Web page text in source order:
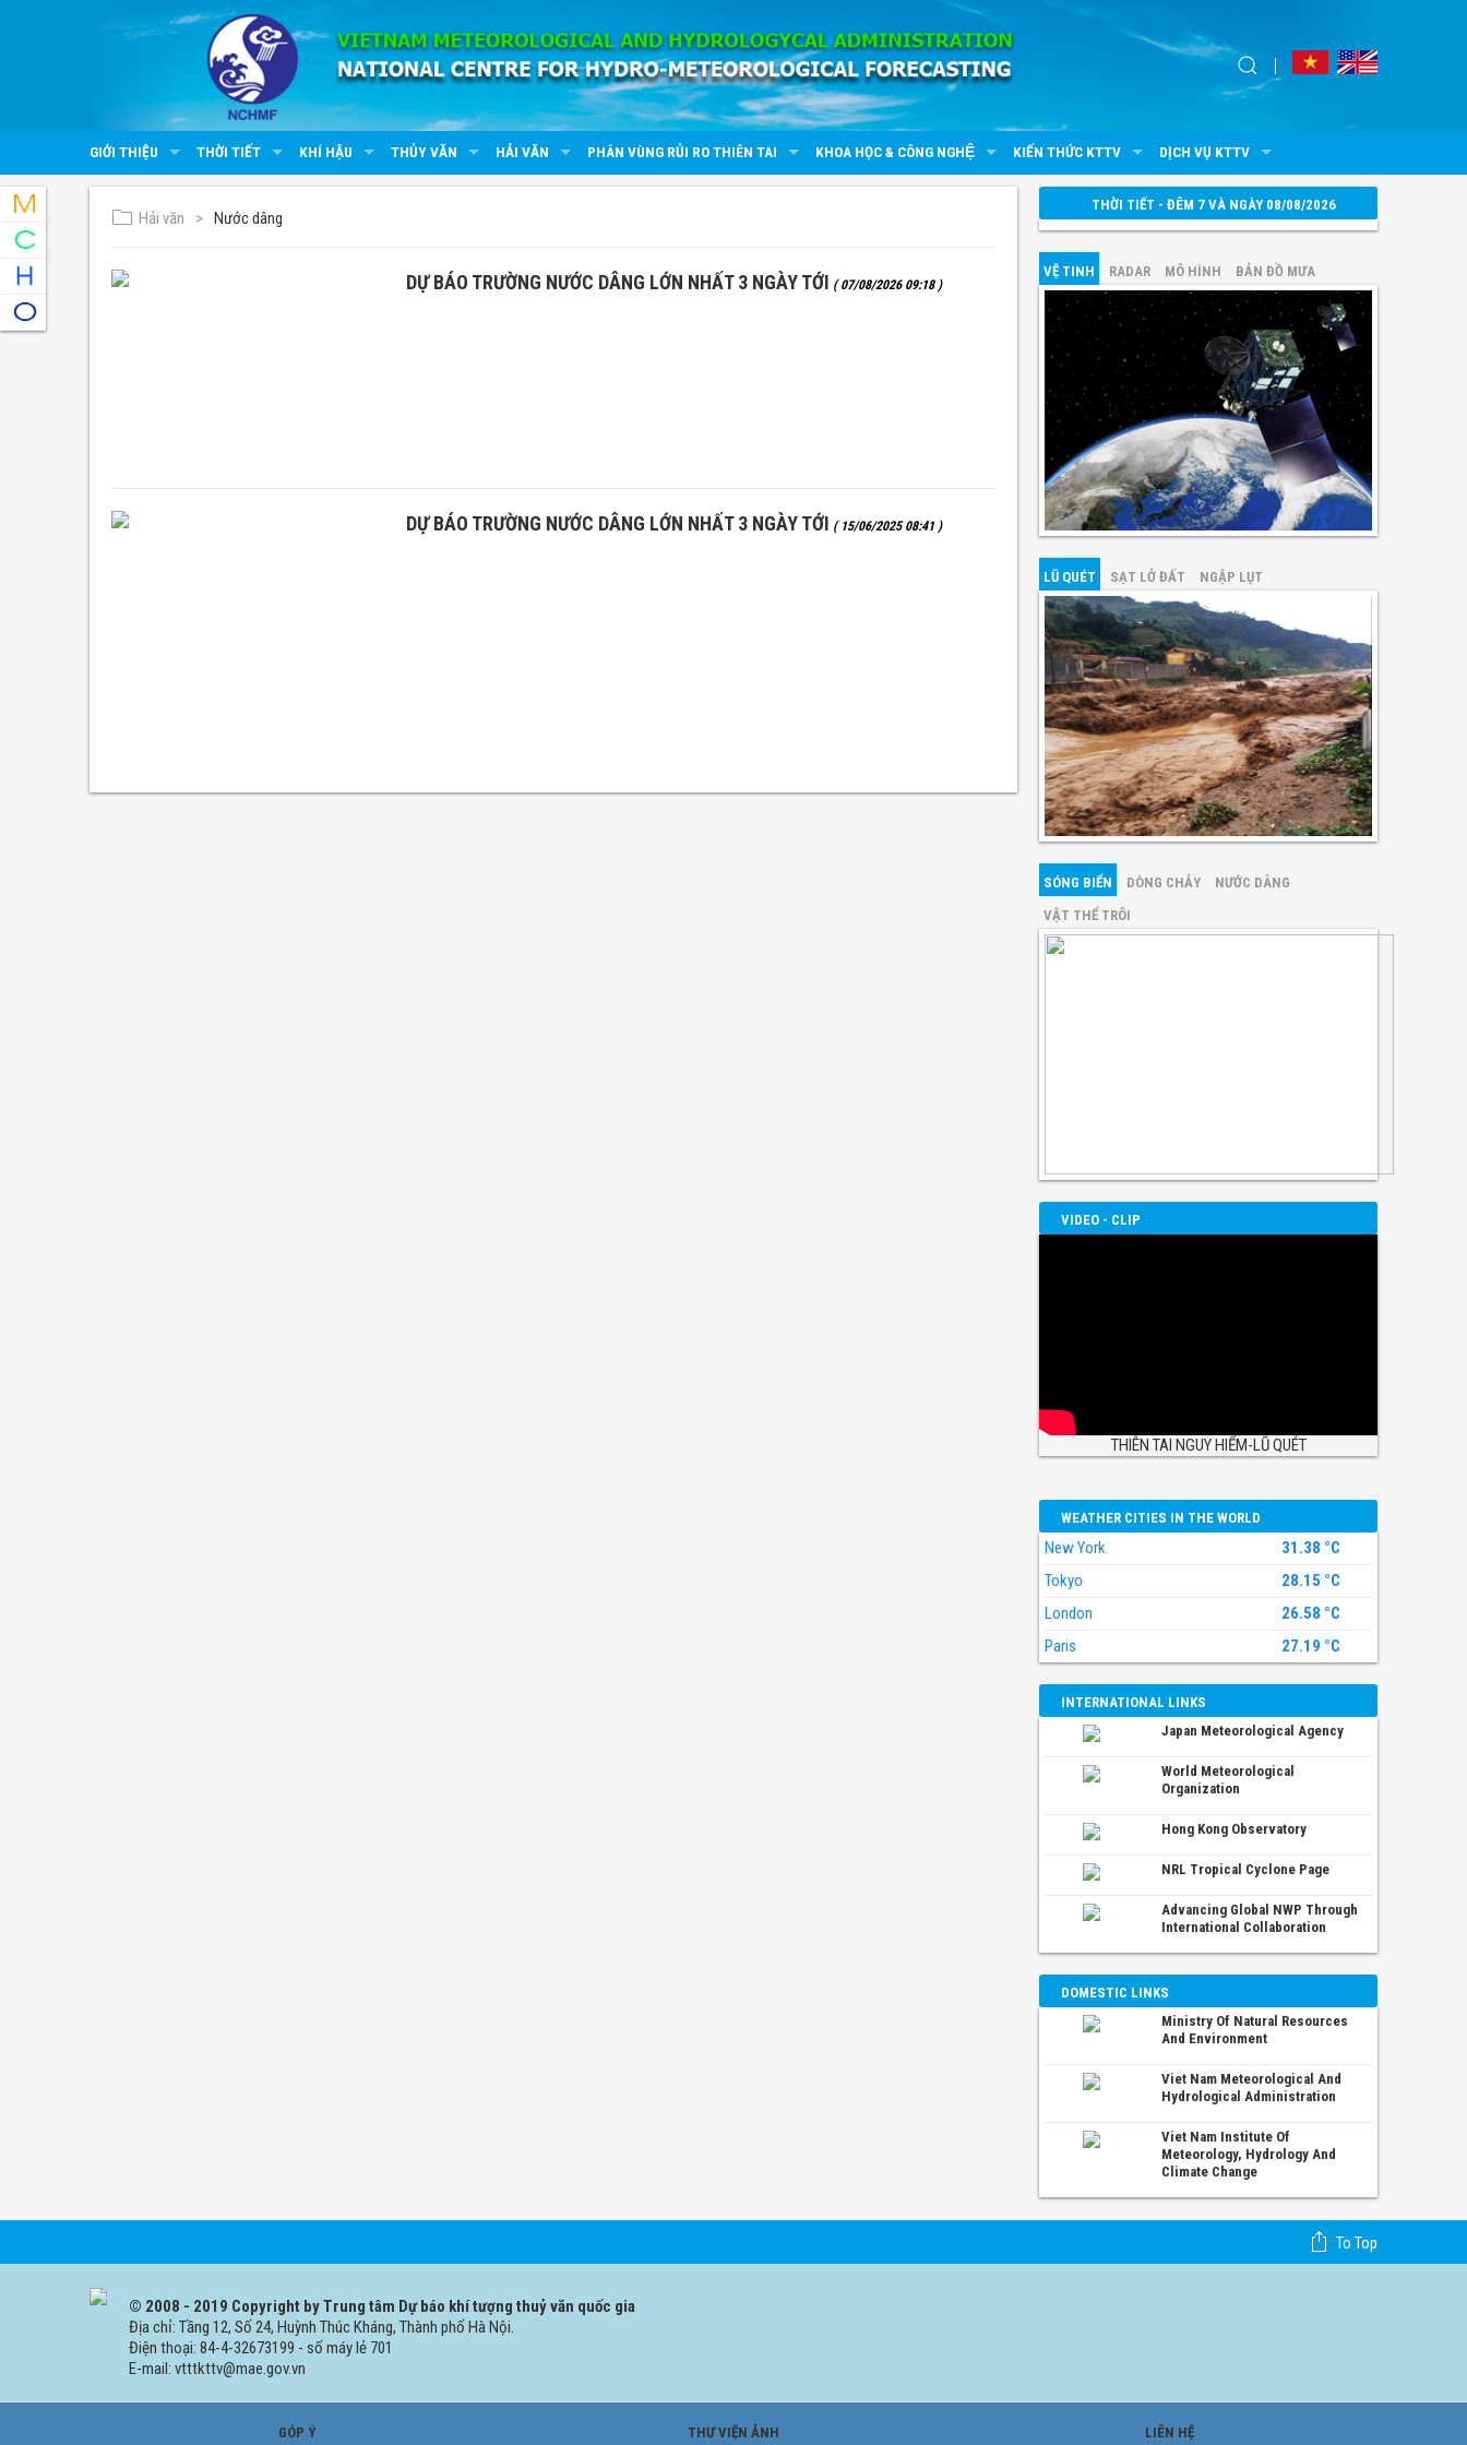
GIỚI THIỆU THỜI TIẾT KHÍ HẬU THỦY VĂN HẢI VĂN PHÂN VÙNG RỦI RO THIÊN TAI KHOA HỌC & CÔNG NGHỆ KIẾN THỨC KTTV DỊCH VỤ KTTV
Hải văn Nước dâng
DỰ BÁO TRƯỜNG NƯỚC DÂNG LỚN NHẤT 3 NGÀY TỚI ( 07/08/2026 09:18 )
DỰ BÁO TRƯỜNG NƯỚC DÂNG LỚN NHẤT 3 NGÀY TỚI ( 15/06/2025 08:41 )
THỜI TIẾT - ĐÊM 7 VÀ NGÀY 08/08/2026
VỆ TINH RADAR MÔ HÌNH BẢN ĐỒ MƯA
LŨ QUÉT SẠT LỞ ĐẤT NGẬP LỤT
SÓNG BIỂN DÒNG CHẢY
NƯỚC DÂNG
VẬT THỂ TRÔI
VIDEO - CLIP
THIÊN TAI NGUY HIỂM-LŨ QUÉT
WEATHER CITIES IN THE WORLD
New York
31.38 °C
Tokyo
28.15 °C
London
26.58 °C
Paris
27.19 °C
INTERNATIONAL LINKS
Japan Meteorological Agency
World Meteorological
Organization
Hong Kong Observatory
NRL Tropical Cyclone Page
Advancing Global NWP Through
International Collaboration
DOMESTIC LINKS
Ministry Of Natural Resources
And Environment
Viet Nam Meteorological And
Hydrological Administration
Viet Nam Institute Of
Meteorology, Hydrology And
Climate Change
To Top
© 2008 - 2019 Copyright by Trung tâm Dự báo khí tượng thuỷ văn quốc gia
Địa chỉ: Tầng 12, Số 24, Huỳnh Thúc Kháng, Thành phố Hà Nội.
Điện thoại: 84-4-32673199 - số máy lẻ 701
E-mail: vtttkttv@mae.gov.vn
GÓP Ý THƯ VIỆN ẢNH LIÊN HỆ